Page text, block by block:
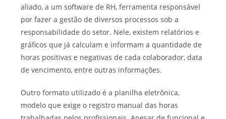
aliado, a um software de RH, ferramenta responsável
por fazer a gestão de diversos processos sob a
responsabilidade do setor. Nele, existem relatórios e
gráficos que já calculam e informam a quantidade de
horas positivas e negativas de cada colaborador, data
de vencimento, entre outras informações.
Outro formato utilizado é a planilha eletrônica,
modelo que exige o registro manual das horas